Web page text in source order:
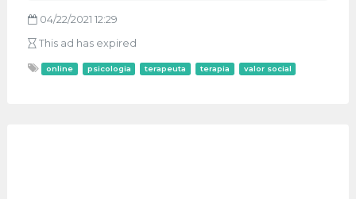
04/22/2021 12:29
This ad has expired
online psicologia terapeuta terapia valor social